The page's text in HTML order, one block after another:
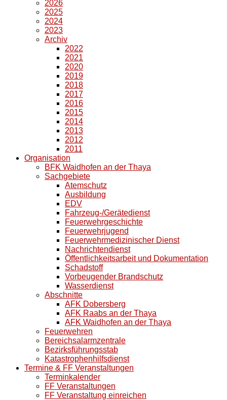
2026
2025
2024
2023
Archiv
2022
2021
2020
2019
2018
2017
2016
2015
2014
2013
2012
2011
Organisation
BFK Waidhofen an der Thaya
Sachgebiete
Atemschutz
Ausbildung
EDV
Fahrzeug-/Gerätedienst
Feuerwehrgeschichte
Feuerwehrjugend
Feuerwehrmedizinischer Dienst
Nachrichtendienst
Öffentlichkeitsarbeit und Dokumentation
Schadstoff
Vorbeugender Brandschutz
Wasserdienst
Abschnitte
AFK Dobersberg
AFK Raabs an der Thaya
AFK Waidhofen an der Thaya
Feuerwehren
Bereichsalarmzentrale
Bezirksführungsstab
Katastrophenhilfsdienst
Termine & FF Veranstaltungen
Terminkalender
FF Veranstaltungen
FF Veranstaltung einreichen